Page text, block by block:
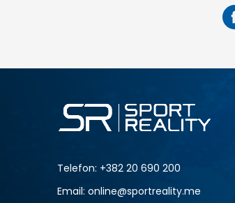
Telefon: +382 20 690 200
Email: online@sportreality.me